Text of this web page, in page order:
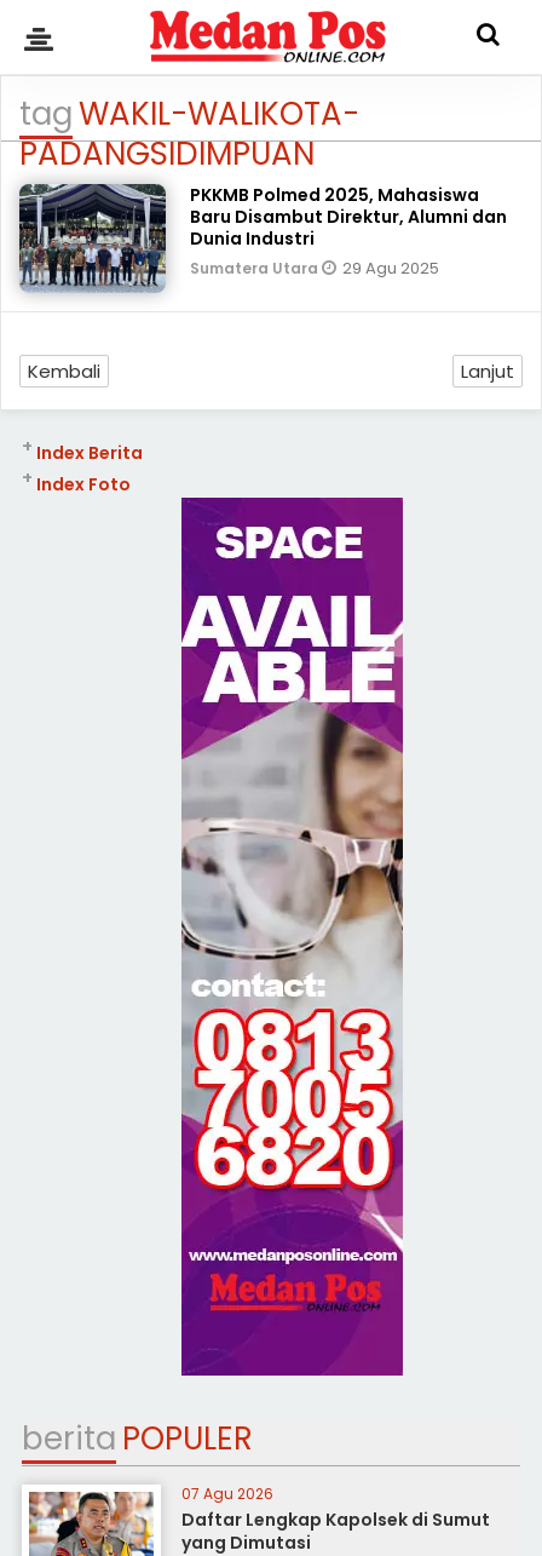
tagWAKIL-WALIKOTA-
PADANGSIDIMPUAN
PKKMB Polmed 2025, Mahasiswa
Baru Disambut Direktur, Alumni dan
Dunia Industri
Sumatera Utara 29 Agu 2025
Kembali Lanjut
Index Berita
+
Index Foto
+
berita POPULER
07 Agu 2026
Daftar Lengkap Kapolsek di Sumut
yang Dimutasi